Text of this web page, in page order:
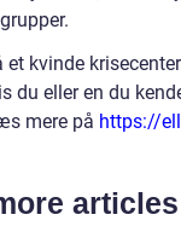
kvinde
du eller en du
mere på https://